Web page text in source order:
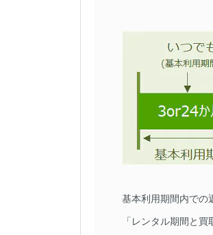
基本利用期間内での
「レンタル期間と買